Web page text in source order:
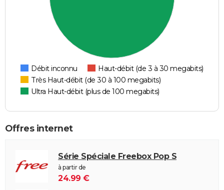
Débit inconnu
Haut-débit (de 3 à 30 megabits)
Très Haut-débit (de 30 à 100 megabits)
Ultra Haut-débit (plus de 100 megabits)
Offres internet
Série Spéciale Freebox Pop S
à partir de
24.99 €